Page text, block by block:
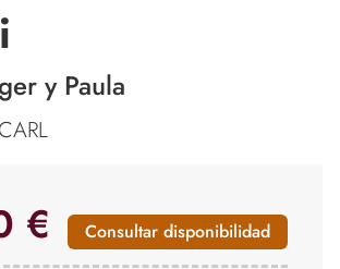
y Paula
€ Consultar disponibilidad